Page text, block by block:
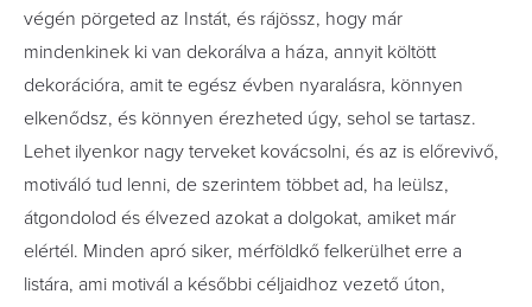
végén pörgeted az Instát, és rájössz, hogy már
mindenkinek ki van dekorálva a háza, annyit költött
dekorációra, amit te egész évben nyaralásra, könnyen
elkenődsz, és könnyen érezheted úgy, sehol se tartasz.
Lehet ilyenkor nagy terveket kovácsolni, és az is előrevivő,
motiváló tud lenni, de szerintem többet ad, ha leülsz,
átgondolod és élvezed azokat a dolgokat, amiket már
elértél. Minden apró siker, mérföldkő felkerülhet erre a
listára, ami motivál a későbbi céljaidhoz vezető úton,